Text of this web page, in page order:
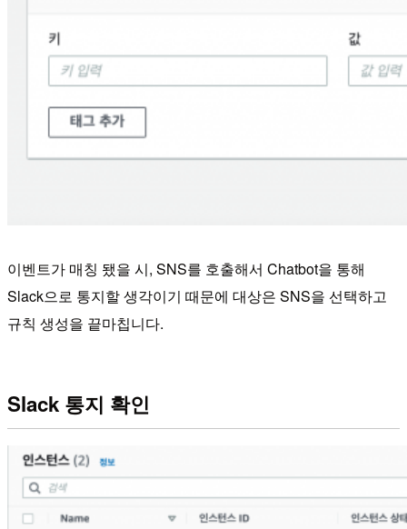
이벤트가 매칭 됐을 시, SNS를 호출해서 Chatbot을 통해
Slack으로 통지할 생각이기 때문에 대상은 SNS을 선택하고
규칙 생성을 끝마칩니다.
Slack 통지 확인